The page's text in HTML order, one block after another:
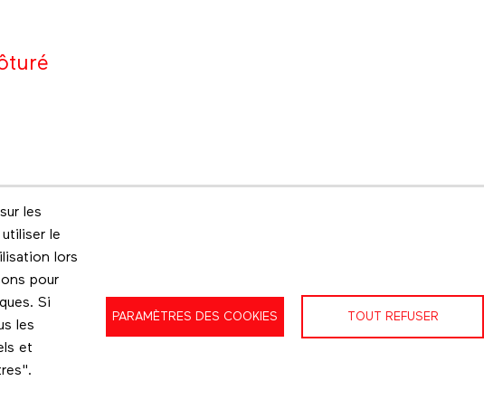
les
le
lors
pour
Si
les
et
PARAMÈTRES DES COOKIES TOUT REFUSER